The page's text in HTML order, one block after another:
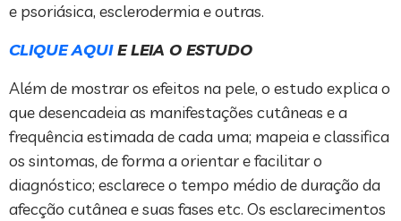
e psoriásica, esclerodermia e outras.
CLIQUE AQUIE LEIA O ESTUDO
Além de mostrar os efeitos na pele, o estudo explica o
que desencadeia as manifestações cutâneas e a
frequência estimada de cada uma; mapeia e classifica
os sintomas, de forma a orientar e facilitar o
diagnóstico; esclarece o tempo médio de duração da
afecção cutânea e suas fases etc. Os esclarecimentos